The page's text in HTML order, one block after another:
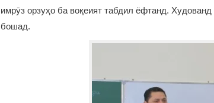
имрӯз орзуҳо ба воқеият табдил ёфтанд.
бошад.